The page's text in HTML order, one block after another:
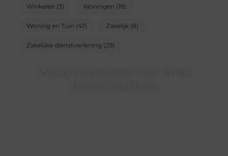
Winkelen (3) Woningen (18)
Woning en Tuin (47) Zakelijk(8)
Zakelijke dienstverlening (29)